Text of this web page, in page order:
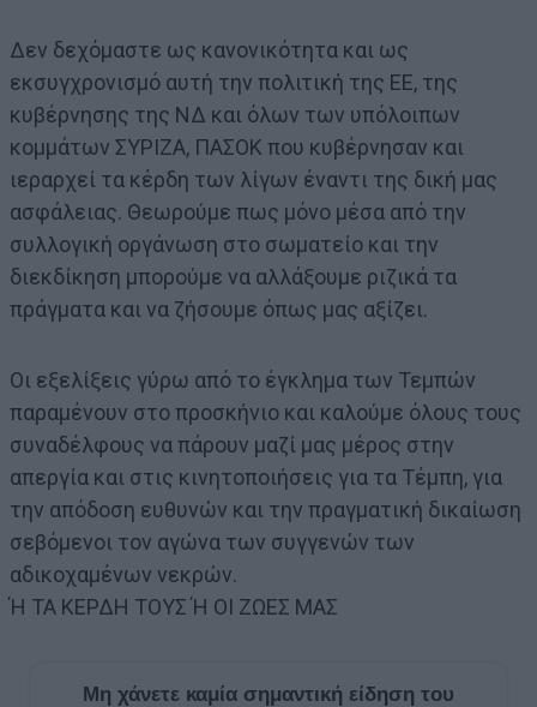
Δεν δεχόμαστε ως κανονικότητα και ως
εκσυγχρονισμό αυτή την πολιτική της ΕΕ, της
κυβέρνησης της ΝΔ και όλων των υπόλοιπων
κομμάτων ΣΥΡΙΖΑ, ΠΑΣΟΚ που κυβέρνησαν και
ιεραρχεί τα κέρδη των λίγων έναντι της δική μας
ασφάλειας. Θεωρούμε πως μόνο μέσα από την
συλλογική οργάνωση στο σωματείο και την
διεκδίκηση μπορούμε να αλλάξουμε ριζικά τα
πράγματα και να ζήσουμε όπως μας αξίζει.
Οι εξελίξεις γύρω από το έγκλημα των Τεμπών
παραμένουν στο προσκήνιο και καλούμε όλους τους
συναδέλφους να πάρουν μαζί μας μέρος στην
απεργία και στις κινητοποιήσεις για τα Τέμπη, για
την απόδοση ευθυνών και την πραγματική δικαίωση
σεβόμενοι τον αγώνα των συγγενών των
αδικοχαμένων νεκρών.
Ή ΤΑ ΚΕΡΔΗ ΤΟΥΣ Ή ΟΙ ΖΩΕΣ ΜΑΣ
Μη χάνετε καμία σημαντική είδηση του